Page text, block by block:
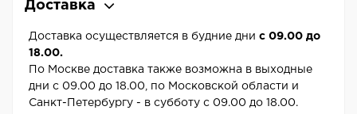
Доставка
Доставка осуществляется в будние дни с 09.00 до
18.00.
По Москве доставка также возможна в выходные
дни с 09.00 до 18.00, по Московской области и
Санкт-Петербургу - в субботу с 09.00 до 18.00.